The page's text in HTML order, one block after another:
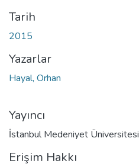
Tarih
2015
Yazarlar
Hayal, Orhan
Yayıncı
İstanbul Medeniyet Üniversitesi
Erişim Hakkı